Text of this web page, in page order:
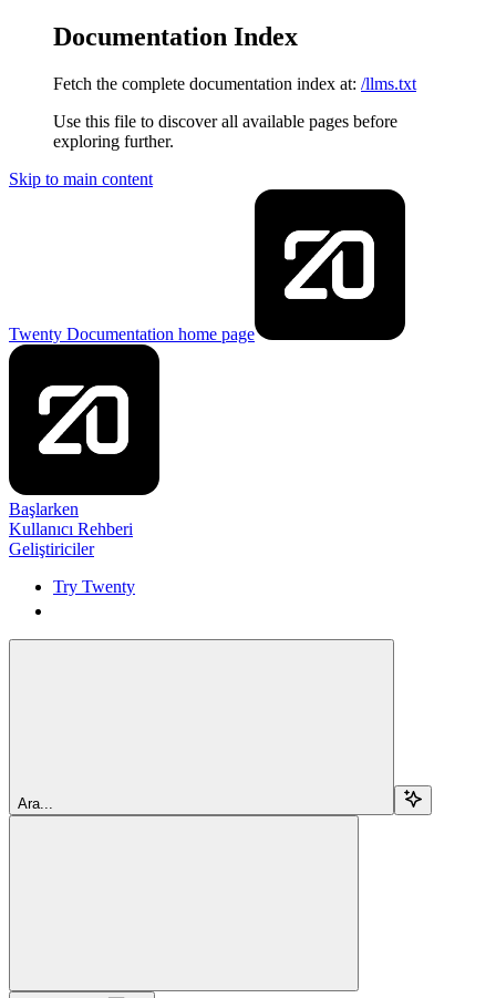
Documentation Index
Fetch the complete documentation index at: /llms.txt
Use this file to discover all available pages before
exploring further.
Skip to main content
Twenty Documentation home page
Başlarken
Kullanıcı Rehberi
Geliştiriciler
Try Twenty
Ara...